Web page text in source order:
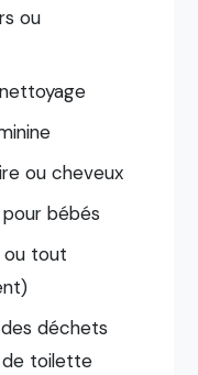
ou
ou cheveux
bébés
ou tout
déchets
de toilette